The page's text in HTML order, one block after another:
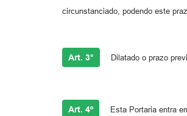
circunstanciado, podendo este
Art. 3° Dilatado o prazo
Art. 4º Esta Portaria entra